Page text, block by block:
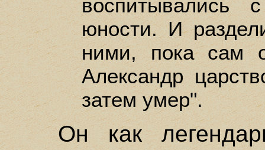
юности. И
ними, пока сам
Александр
затем умер".
Он как